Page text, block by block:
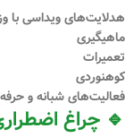
هدلایت‌های ویداسی با
ماهیگیری
تعمیرات
کوهنوردی
فعالیت‌های شبانه و
🔹 چراغ